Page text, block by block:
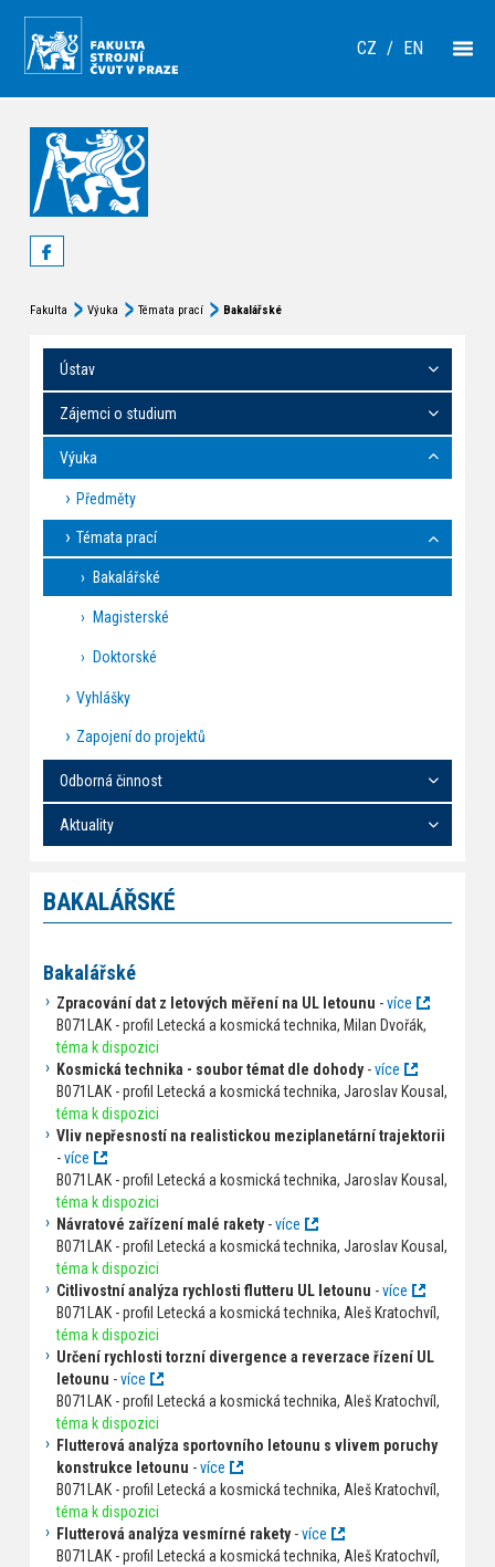
CZ / EN
Fakulta Výuka Témata prací Bakalářské
Ústav
Zájemci o studium
Výuka
Předměty
Témata prací
Bakalářské
Magisterské
Doktorské
Vyhlášky
Zapojení do projektů
Odborná činnost
Aktuality
BAKALÁŘSKÉ
Bakalářské
Zpracování dat z letových měření na UL letounu -více
B071LAK - profil Letecká a kosmická technika, Milan Dvořák,
téma k dispozici
Kosmická technika - soubor témat dle dohody-více
B071LAK - profil Letecká a kosmická technika, Jaroslav Kousal,
téma k dispozici
Vliv nepřesností na realistickou meziplanetární trajektorii
-více
B071LAK - profil Letecká a kosmická technika, Jaroslav Kousal,
téma k dispozici
Návratové zařízení malé rakety-více
B071LAK - profil Letecká a kosmická technika, Jaroslav Kousal,
téma k dispozici
Citlivostní analýza rychlosti flutteru UL letounu -více
B071LAK - profil Letecká a kosmická technika, Aleš Kratochvíl,
téma k dispozici
Určení rychlosti torzní divergence a reverzace řízení UL
letounu -více
B071LAK - profil Letecká a kosmická technika, Aleš Kratochvíl,
téma k dispozici
Flutterová analýza sportovního letounu s vlivem poruchy
konstrukce letounu -více
B071LAK - profil Letecká a kosmická technika, Aleš Kratochvíl,
téma k dispozici
Flutterová analýza vesmírné rakety-více
B071LAK - profil Letecká a kosmická technika, Aleš Kratochvíl,